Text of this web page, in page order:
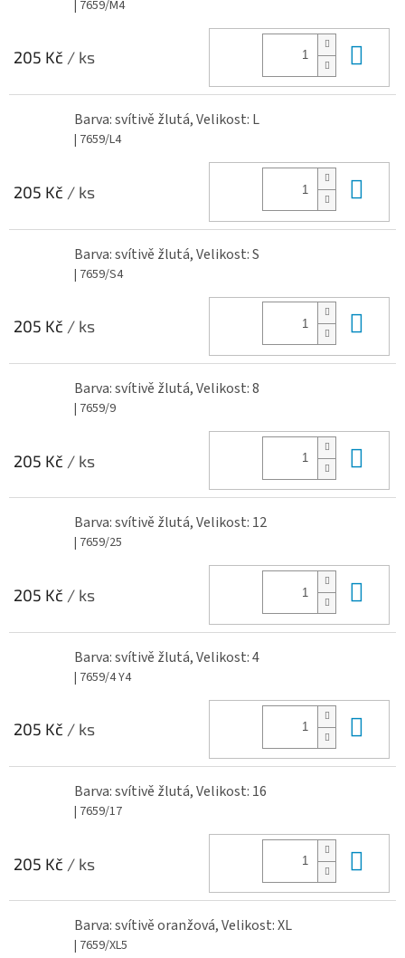
| 7659/M4
205 Kč / ks
Barva: svítivě žlutá, Velikost: L
| 7659/L4
205 Kč / ks
Barva: svítivě žlutá, Velikost: S
| 7659/S4
205 Kč / ks
Barva: svítivě žlutá, Velikost: 8
| 7659/9
205 Kč / ks
Barva: svítivě žlutá, Velikost: 12
| 7659/25
205 Kč / ks
Barva: svítivě žlutá, Velikost: 4
| 7659/4 Y4
205 Kč / ks
Barva: svítivě žlutá, Velikost: 16
| 7659/17
205 Kč / ks
Barva: svítivě oranžová, Velikost: XL
| 7659/XL5